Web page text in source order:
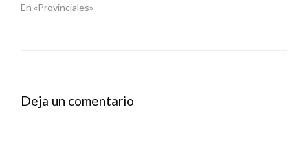
En «Provinciales»
Deja un comentario